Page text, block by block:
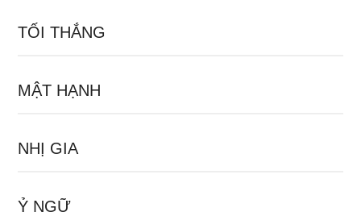
TỐI THẮNG
MẬT HẠNH
NHỊ GIA
Ỷ NGỮ